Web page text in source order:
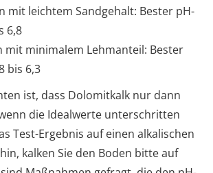
mit leichtem Sandgehalt: Bester pH-
6,8
mit minimalem Lehmanteil: Bester
bis 6,3
ist, dass Dolomitkalk nur dann
die Idealwerte unterschritten
Test-Ergebnis auf einen alkalischen
kalken Sie den Boden bitte auf